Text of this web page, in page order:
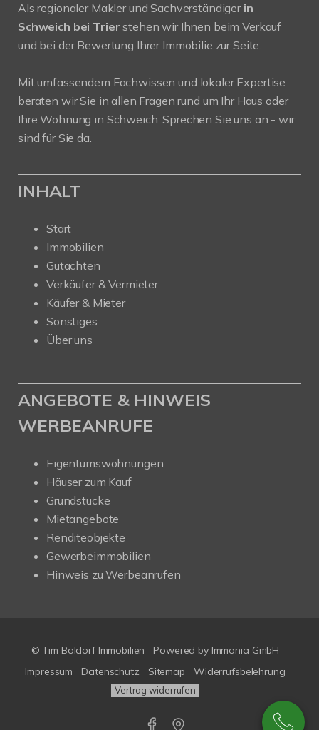
Als regionaler Makler und Sachverständigerin
Schweich bei Trierstehen wir Ihnen beim Verkauf
und bei der Bewertung Ihrer Immobilie zur Seite.
Mit umfassendem Fachwissen und lokaler Expertise
beraten wir Sie in allen Fragen rund um Ihr Haus oder
Ihre Wohnung in Schweich. Sprechen Sie uns an - wir
sind für Sie da.
INHALT
Start
Immobilien
Gutachten
Verkäufer & Vermieter
Käufer & Mieter
Sonstiges
Über uns
ANGEBOTE & HINWEIS
WERBEANRUFE
Eigentumswohnungen
Häuser zum Kauf
Grundstücke
Mietangebote
Renditeobjekte
Gewerbeimmobilien
Hinweis zu Werbeanrufen
© Tim Boldorf Immobilien Powered by Immonia GmbH
Impressum
Datenschutz Sitemap Widerrufsbelehrung
Vertrag widerrufen